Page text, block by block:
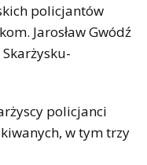
policjantów
Jarosław Gwódź
policjanci
w tym trzy